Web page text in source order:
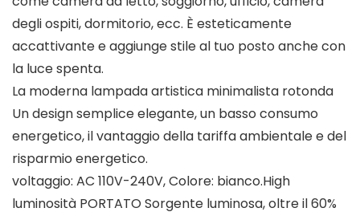
degli ospiti, dormitorio, ecc. È esteticamente
accattivante e aggiunge stile al tuo posto anche con
la luce spenta.
La moderna lampada artistica minimalista rotonda
Un design semplice elegante, un basso consumo
energetico, il vantaggio della tariffa ambientale e del
risparmio energetico.
voltaggio: AC 110V-240V, Colore: bianco.High
luminosità PORTATO Sorgente luminosa, oltre il 60%